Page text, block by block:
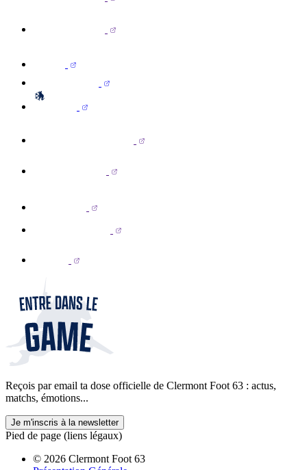
Reçois par email ta dose officielle de Clermont Foot 63 : actus,
matchs, émotions...
Je m'inscris à la newsletter
Pied de page (liens légaux)
© 2026 Clermont Foot 63